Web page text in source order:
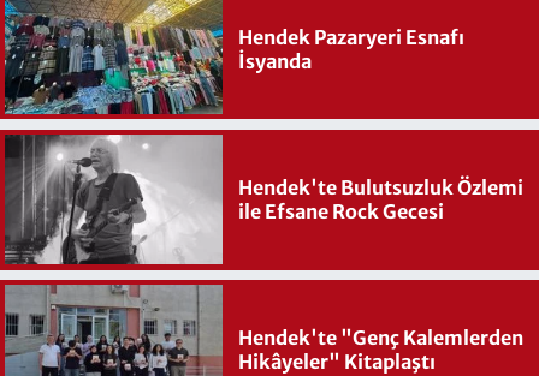
Hendek Pazaryeri Esnafı
İsyanda
Hendek'te Bulutsuzluk Özlemi
ile Efsane Rock Gecesi
Hendek'te "Genç Kalemlerden
Hikâyeler" Kitaplaştı